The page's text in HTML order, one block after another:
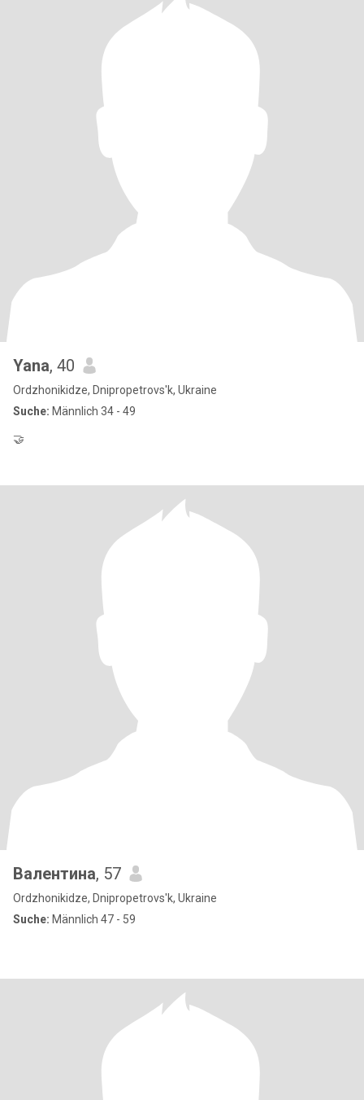
Yana, 40
Ordzhonikidze, Dnipropetrovs'k, Ukraine
Suche: Männlich 34 - 49
🤝
Валентина, 57
Ordzhonikidze, Dnipropetrovs'k, Ukraine
Suche: Männlich 47 - 59